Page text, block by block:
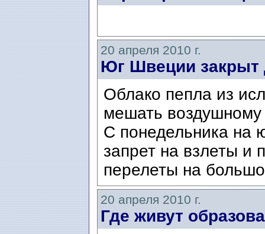
20 апреля 2010 г.
Юг Швеции закрыт
Облако пепла из
мешать
С понедельника на
запрет на взлеты и
перелеты на
20 апреля 2010 г.
Где живут